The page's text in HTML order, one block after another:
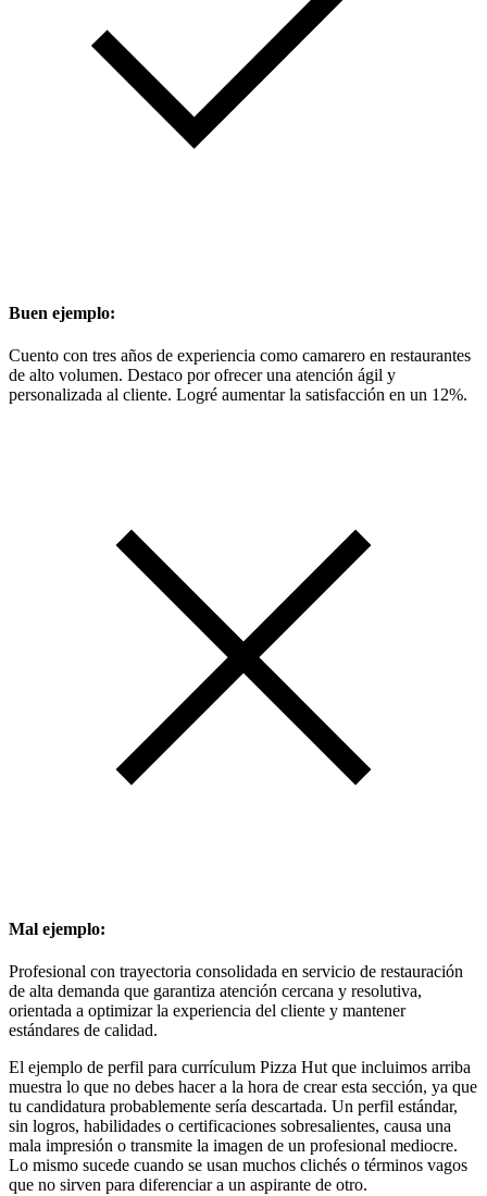
Buen ejemplo:
Cuento con tres años de experiencia como camarero en restaurantes
de alto volumen. Destaco por ofrecer una atención ágil y
personalizada al cliente. Logré aumentar la satisfacción en un 12%.
Mal ejemplo:
Profesional con trayectoria consolidada en servicio de restauración
de alta demanda que garantiza atención cercana y resolutiva,
orientada a optimizar la experiencia del cliente y mantener
estándares de calidad.
El ejemplo de perfil para currículum Pizza Hut que incluimos arriba
muestra lo que no debes hacer a la hora de crear esta sección, ya que
tu candidatura probablemente sería descartada. Un perfil estándar,
sin logros, habilidades o certificaciones sobresalientes, causa una
mala impresión o transmite la imagen de un profesional mediocre.
Lo mismo sucede cuando se usan muchos clichés o términos vagos
que no sirven para diferenciar a un aspirante de otro.